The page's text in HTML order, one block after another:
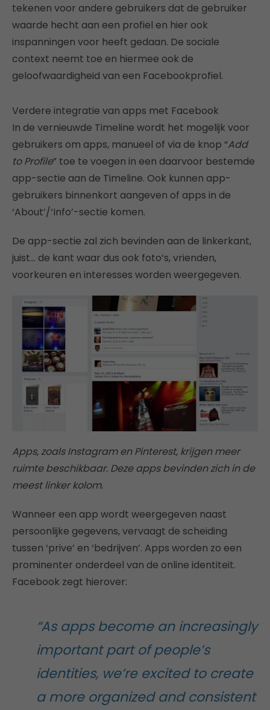
tekenen voor andere gebruikers dat de gebruiker
waarde hecht aan een profiel en hier ook
inspanningen voor heeft gedaan. De sociale
context neemt toe en hiermee ook de
geloofwaardigheid van een Facebookprofiel.
Verdere integratie van apps met Facebook
In de vernieuwde Timeline wordt het mogelijk voor
gebruikers om apps, manueel of via de knop “Add
to Profile” toe te voegen in een daarvoor bestemde
app-sectie aan de Timeline. Ook kunnen app-
gebruikers binnenkort aangeven of apps in de
‘About’/‘Info’-sectie komen.
De app-sectie zal zich bevinden aan de linkerkant,
juist… de kant waar dus ook foto’s, vrienden,
voorkeuren en interesses worden weergegeven.
Apps, zoals Instagram en Pinterest, krijgen meer
ruimte beschikbaar. Deze apps bevinden zich in de
meest linker kolom.
Wanneer een app wordt weergegeven naast
persoonlijke gegevens, vervaagt de scheiding
tussen ‘prive’ en ‘bedrijven’. Apps worden zo een
prominenter onderdeel van de online identiteit.
Facebook zegt hierover:
“As apps become an increasingly
important part of people’s
identities, we’re excited to create
a more organized and consistent